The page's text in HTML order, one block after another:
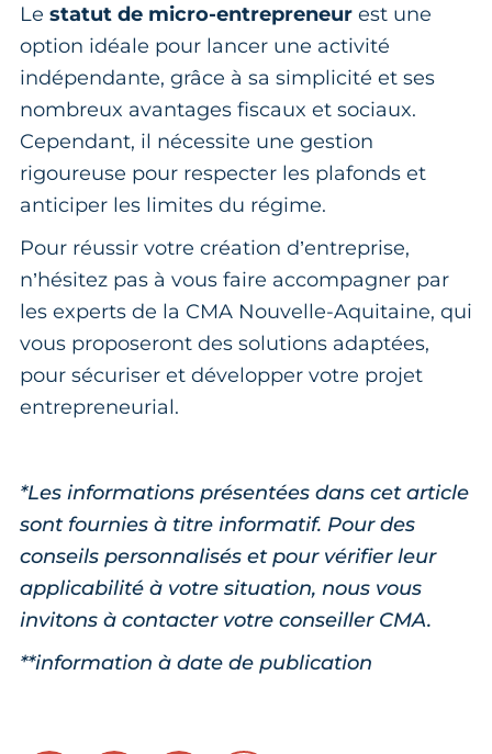
Le statut de micro-entrepreneur est une
option idéale pour lancer une activité
indépendante, grâce à sa simplicité et ses
nombreux avantages fiscaux et sociaux.
Cependant, il nécessite une gestion
rigoureuse pour respecter les plafonds et
anticiper les limites du régime.
Pour réussir votre création d’entreprise,
n’hésitez pas à vous faire accompagner par
les experts de la CMA Nouvelle-Aquitaine, qui
vous proposeront des solutions adaptées,
pour sécuriser et développer votre projet
entrepreneurial.
*Les informations présentées dans cet article
sont fournies à titre informatif. Pour des
conseils personnalisés et pour vérifier leur
applicabilité à votre situation, nous vous
invitons à contacter votre conseiller CMA.
**information à date de publication